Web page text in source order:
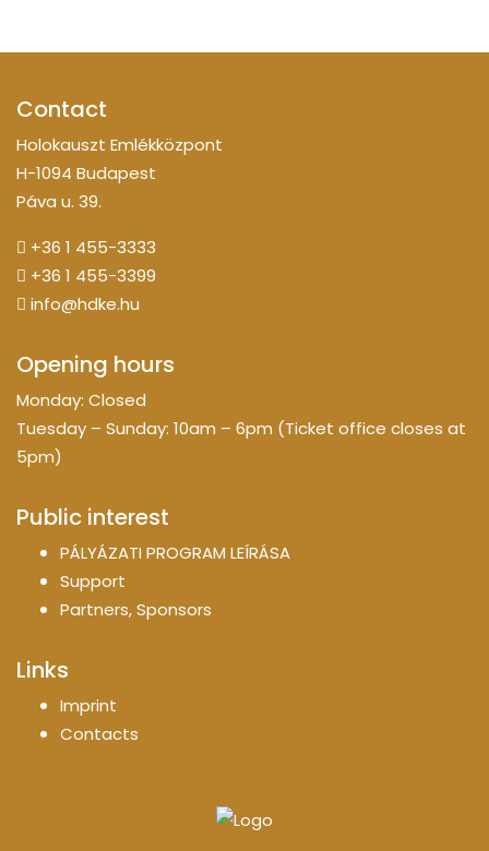
Contact
Holokauszt Emlékközpont
H-1094 Budapest
Páva u. 39.
+36 1 455-3333
+36 1 455-3399
info@hdke.hu
Opening hours
Monday: Closed
Tuesday – Sunday: 10am – 6pm (Ticket office closes at
5pm)
Public interest
PÁLYÁZATI PROGRAM LEÍRÁSA
Support
Partners, Sponsors
Links
Imprint
Contacts